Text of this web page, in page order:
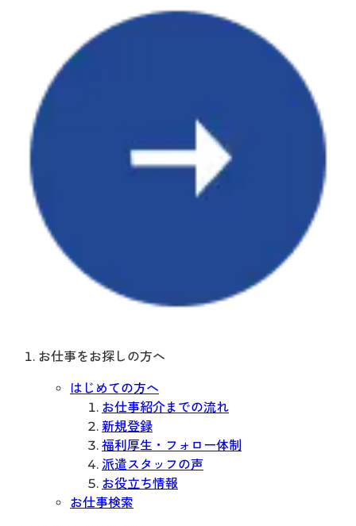
お仕事をお探しの方へ
はじめての方へ
お仕事紹介までの流れ
新規登録
福利厚生・フォロー体制
派遣スタッフの声
お役立ち情報
お仕事検索